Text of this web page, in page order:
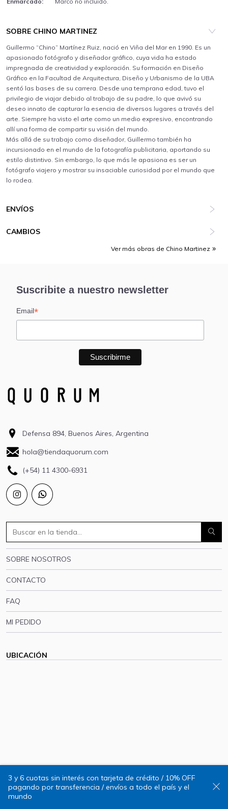
3 y 6 cuotas sin interés con tarjeta de crédito / 10% OFF
pagando por transferencia / envíos a todo el país y el
mundo
SOBRE CHINO MARTINEZ
Guillermo “Chino” Martínez Ruiz, nació en Viña del Mar en 1990. Es un
apasionado fotógrafo y diseñador gráfico, cuya vida ha estado
impregnada de creatividad y exploración. Su formación en Diseño
Gráfico en la Facultad de Arquitectura, Diseño y Urbanismo de la UBA
sentó las bases de su carrera. Desde una temprana edad, tuvo el
privilegio de viajar debido al trabajo de su padre, lo que avivó su
deseo innato de capturar la esencia de diversos lugares a través del
arte. Siempre ha visto el arte como un medio expresivo, encontrando
allí una forma de compartir su visión del mundo.
Más allá de su trabajo como diseñador, Guillermo también ha
incursionado en el mundo de la fotografía publicitaria, aportando su
estilo distintivo. Sin embargo, lo que más le apasiona es ser un
fotógrafo viajero y mostrar su insaciable curiosidad por el mundo que
lo rodea.
ENVÍOS
CAMBIOS
Ver más obras de Chino Martinez
Suscribite a nuestro newsletter
Email*
Defensa 894, Buenos Aires, Argentina
hola@tiendaquorum.com
(+54) 11 4300-6931
SOBRE NOSOTROS
CONTACTO
FAQ
MI PEDIDO
UBICACIÓN
Quorum, Tienda de Arte © 2025